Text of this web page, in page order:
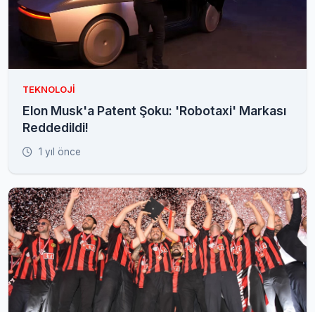
TEKNOLOJI
Elon Musk'a Patent Şoku: 'Robotaxi' Markası
Reddedildi!
1 yıl önce